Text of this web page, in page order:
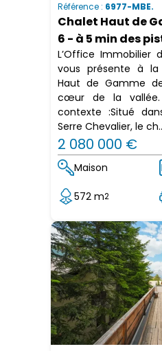
Référence : 6977-MBE.
Chalet Haut de
6 - à 5 min des
L’Office Immobilier
vous présente à
Haut de Gamme
cœur de la
contexte :Situé
Serre Chevalier, le
2 080 000 €
Maison
572 m2